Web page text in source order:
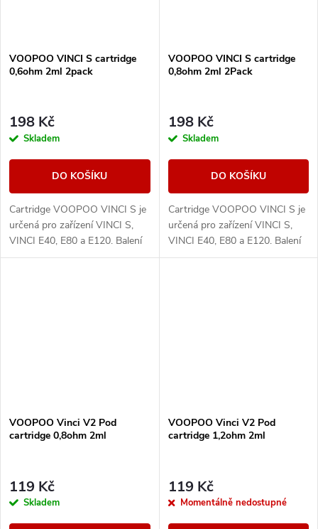
VOOPOO VINCI S cartridge
0,6ohm 2ml 2pack
198 Kč
Skladem
DO KOŠÍKU
Cartridge VOOPOO VINCI S je
určená pro zařízení VINCI S,
VINCI E40, E80 a E120. Balení
obsahuje 2ks.
VOOPOO VINCI S cartridge
0,8ohm 2ml 2Pack
198 Kč
Skladem
DO KOŠÍKU
Cartridge VOOPOO VINCI S je
určená pro zařízení VINCI S,
VINCI E40, E80 a E120. Balení
obsahuje 2ks.
VOOPOO Vinci V2 Pod
cartridge 0,8ohm 2ml
119 Kč
Skladem
VOOPOO Vinci V2 Pod
cartridge 1,2ohm 2ml
119 Kč
Momentálně nedostupné